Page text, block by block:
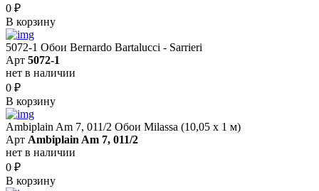
0 ₽
В корзину
5072-1 Обои Bernardo Bartalucci - Sarrieri
Арт 5072-1
нет в наличии
0 ₽
В корзину
Ambiplain Am 7, 011/2 Обои Milassa (10,05 х 1 м)
Арт Ambiplain Am 7, 011/2
нет в наличии
0 ₽
В корзину